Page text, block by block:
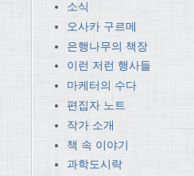
소식
오사카 구르메
은행나무의 책장
이런 저런 행사들
마케터의 수다
편집자 노트
작가 소개
책 속 이야기
과학도시락